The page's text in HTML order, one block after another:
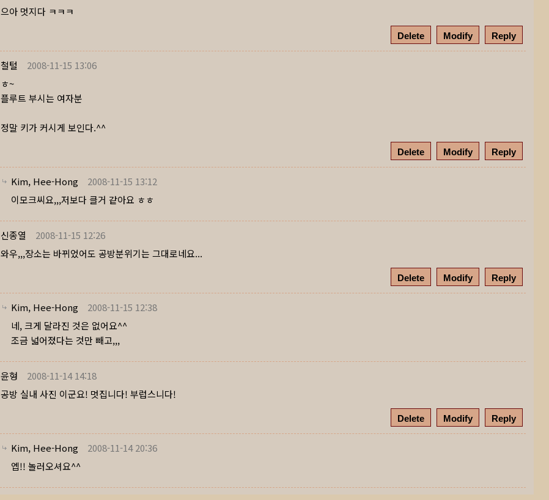
으아 멋지다 ㅋㅋㅋ
Delete Modify Reply
철털
2008-11-15 13:06
ㅎ~
플루트 부시는 여자분
정말 키가 커시게 보인다.^^
Delete Modify Reply
Kim, Hee-Hong
2008-11-15 13:12
이모크씨요,,,저보다 클거 같아요 ㅎㅎ
신종열
2008-11-15 12:26
와우,,,장소는 바뀌었어도 공방분위기는 그대로네요...
Delete Modify Reply
Kim, Hee-Hong
2008-11-15 12:38
네, 크게 달라진 것은 없어요^^
조금 넓어졌다는 것만 빼고,,,
윤형
2008-11-14 14:18
공방 실내 사진 이군요! 멋집니다! 부럽스니다!
Delete Modify Reply
Kim, Hee-Hong
2008-11-14 20:36
엡!! 놀러오셔요^^